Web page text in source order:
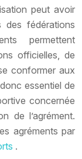
peut avoir
des fédérations
permettent
officielles, de
conformer aux
essentiel de
concernée
de l’agrément.
agréments par
.